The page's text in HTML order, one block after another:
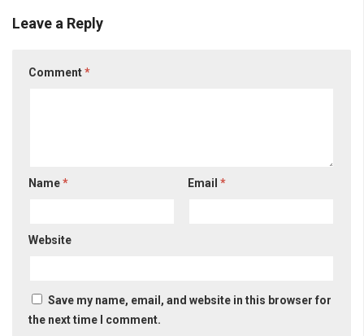
Leave a Reply
Comment*
Name* Email*
Website
Save my name, email, and website in this browser for
the next time I comment.